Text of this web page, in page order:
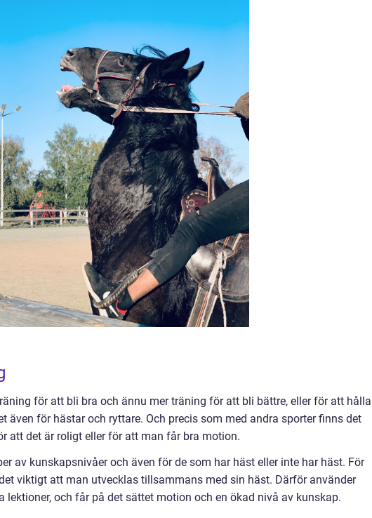
för att bli bra och ännu mer träning för att bli bättre, eller för att hålla
även för hästar och ryttare. Och precis som med andra sporter finns det
att det är roligt eller för att man får bra motion.
av kunskapsnivåer och även för de som har häst eller inte har häst. För
viktigt att man utvecklas tillsammans med sin häst. Därför använder
lektioner, och får på det sättet motion och en ökad nivå av kunskap.